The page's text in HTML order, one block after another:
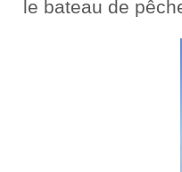
le bateau de